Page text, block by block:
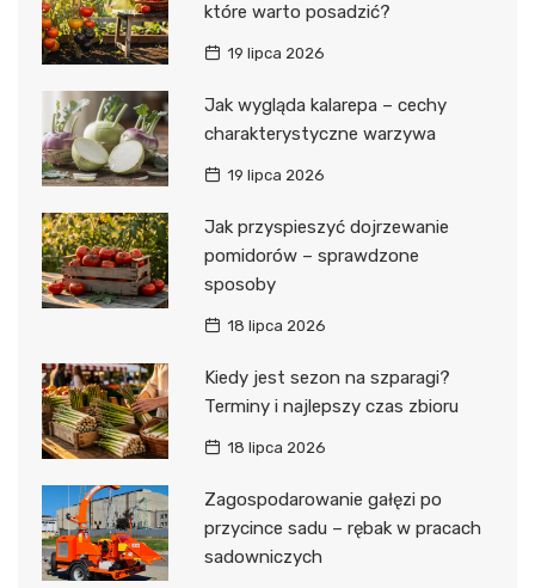
które warto posadzić?
19 lipca 2026
Jak wygląda kalarepa – cechy
charakterystyczne warzywa
19 lipca 2026
Jak przyspieszyć dojrzewanie
pomidorów – sprawdzone
sposoby
18 lipca 2026
Kiedy jest sezon na szparagi?
Terminy i najlepszy czas zbioru
18 lipca 2026
Zagospodarowanie gałęzi po
przycince sadu – rębak w pracach
sadowniczych